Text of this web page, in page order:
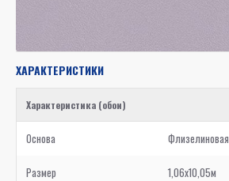
ХАРАКТЕРИСТИКИ
Характеристика (обои)
Основа Флизелиновая
Размер 1,06x10,05м